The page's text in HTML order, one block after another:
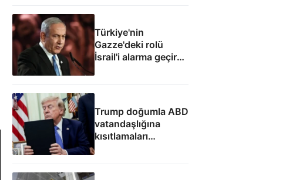
Türkiye'nin
Gazze'deki rolü
İsrail'i alarma geçirdi:
Trump doğumla ABD
vatandaşlığına
kısıtlamaları
genişleten
imzaladı